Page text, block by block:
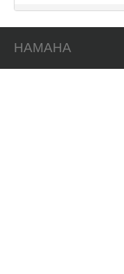
HAMAHA